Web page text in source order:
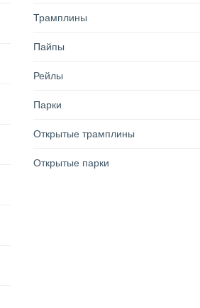
Трамплины
Пайпы
Рейлы
Парки
Открытые трамплины
Открытые парки